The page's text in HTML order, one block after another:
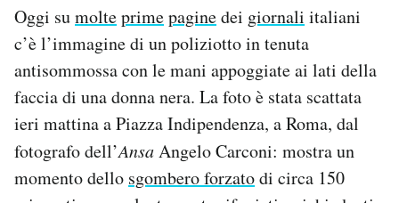
PODCAST
NEWSLETTER
SHOP
Oggi sumolteprimepaginedei giornali italiani
c’è l’immagine di un poliziotto in tenuta
antisommossa con le mani appoggiate ai lati della
faccia di una donna nera. La foto è stata scattata
ieri mattina a Piazza Indipendenza, a Roma, dal
fotografo dell’AnsaAngelo Carconi: mostra un
momento dello sgombero forzatodi circa 150